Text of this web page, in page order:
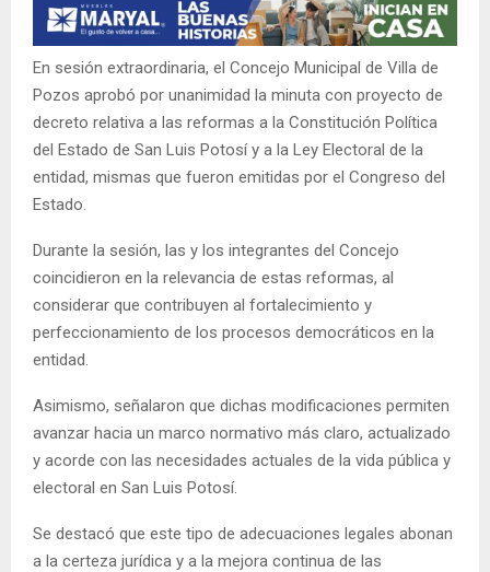
En sesión extraordinaria, el Concejo Municipal de Villa de
Pozos aprobó por unanimidad la minuta con proyecto de
decreto relativa a las reformas a la Constitución Política
del Estado de San Luis Potosí y a la Ley Electoral de la
entidad, mismas que fueron emitidas por el Congreso del
Estado.
Durante la sesión, las y los integrantes del Concejo
coincidieron en la relevancia de estas reformas, al
considerar que contribuyen al fortalecimiento y
perfeccionamiento de los procesos democráticos en la
entidad.
Asimismo, señalaron que dichas modificaciones permiten
avanzar hacia un marco normativo más claro, actualizado
y acorde con las necesidades actuales de la vida pública y
electoral en San Luis Potosí.
Se destacó que este tipo de adecuaciones legales abonan
a la certeza jurídica y a la mejora continua de las